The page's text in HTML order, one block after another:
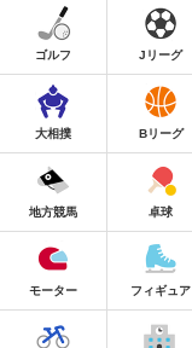
ゴルフ Jリーグ
大相撲 Bリーグ
地方競馬 卓球
モーター フィギュア